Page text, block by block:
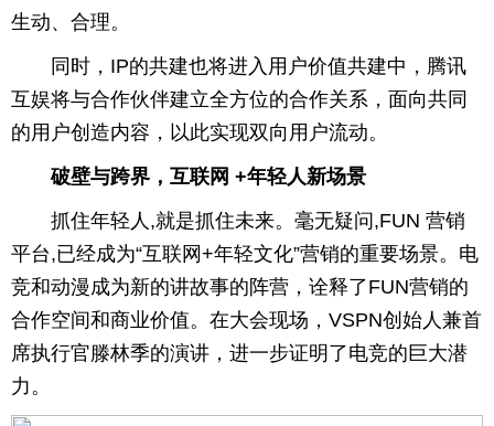
生动、合理。
同时，IP的共建也将进入用户价值共建中，腾讯
互娱将与合作伙伴建立全方位的合作关系，面向共同
的用户创造内容，以此实现双向用户流动。
破壁与跨界，互联网 +年轻人新场景
抓住年轻人,就是抓住未来。毫无疑问,FUN 营销
平台,已经成为“互联网+年轻文化”营销的重要场景。电
竞和动漫成为新的讲故事的阵营，诠释了FUN营销的
合作空间和商业价值。在大会现场，VSPN创始人兼首
席执行官滕林季的演讲，进一步证明了电竞的巨大潜
力。